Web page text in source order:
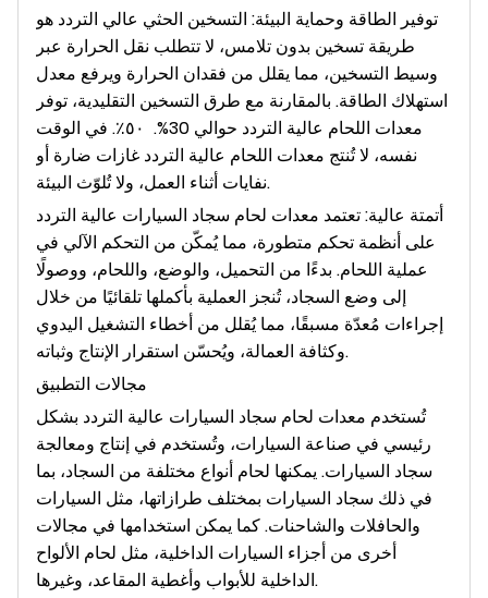
توفير الطاقة وحماية البيئة: التسخين الحثي عالي التردد هو
طريقة تسخين بدون تلامس، لا تتطلب نقل الحرارة عبر
وسيط التسخين، مما يقلل من فقدان الحرارة ويرفع معدل
استهلاك الطاقة. بالمقارنة مع طرق التسخين التقليدية، توفر
معدات اللحام عالية التردد حوالي 30%.
٥٠٪. في الوقت
نفسه، لا تُنتج معدات اللحام عالية التردد غازات ضارة أو
نفايات أثناء العمل، ولا تُلوّث البيئة.
أتمتة عالية: تعتمد معدات لحام سجاد السيارات عالية التردد
على أنظمة تحكم متطورة، مما يُمكّن من التحكم الآلي في
عملية اللحام. بدءًا من التحميل، والوضع، واللحام، ووصولًا
إلى وضع السجاد، تُنجز العملية بأكملها تلقائيًا من خلال
إجراءات مُعدّة مسبقًا، مما يُقلل من أخطاء التشغيل اليدوي
وكثافة العمالة، ويُحسّن استقرار الإنتاج وثباته.
مجالات التطبيق
تُستخدم معدات لحام سجاد السيارات عالية التردد بشكل
رئيسي في صناعة السيارات، وتُستخدم في إنتاج ومعالجة
سجاد السيارات. يمكنها لحام أنواع مختلفة من السجاد، بما
في ذلك سجاد السيارات بمختلف طرازاتها، مثل السيارات
والحافلات والشاحنات. كما يمكن استخدامها في مجالات
أخرى من أجزاء السيارات الداخلية، مثل لحام الألواح
الداخلية للأبواب وأغطية المقاعد، وغيرها.